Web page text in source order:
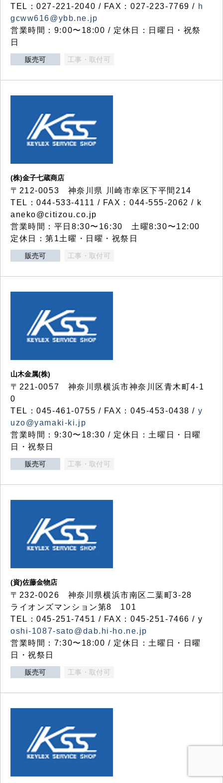
TEL：027-221-2040 / FAX：027-223-7769 / h
gcww616@ybb.ne.jp
営業時間：9:00〜18:00 / 定休日：日曜日・祝祭
日
販売可 工事・取付可
(株)金子七蔵商店
〒212-0053 神奈川県 川崎市幸区下平間214
TEL：044-533-4111 / FAX：044-555-2062 / k
aneko@citizou.co.jp
営業時間：平日8:30〜16:30 土曜8:30〜12:00
定休日：第1土曜・日曜・祝祭日
販売可 工事・取付可
山木金属(株)
〒221-0057 神奈川県横浜市神奈川区青木町4-1
0
TEL：045-461-0755 / FAX：045-453-0438 / y
uzo@yamaki-ki.jp
営業時間：9:30〜18:30 / 定休日：土曜日・日曜
日・祝祭日
販売可 工事・取付可
(資)佐藤金物店
〒232-0026 神奈川県横浜市南区二葉町3-28
ライオンズマンション第8 101
TEL：045-251-7451 / FAX：045-251-7466 / y
oshi-1087-sato@dab.hi-ho.ne.jp
営業時間：7:30〜18:00 / 定休日：土曜日・日曜
日・祝祭日
販売可 工事・取付可